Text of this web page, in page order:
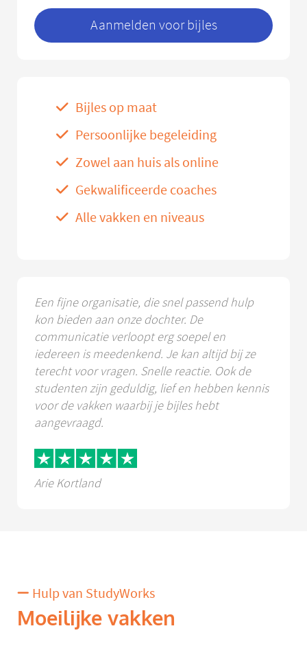
Aanmelden voor bijles
Bijles op maat
Persoonlijke begeleiding
Zowel aan huis als online
Gekwalificeerde coaches
Alle vakken en niveaus
Een fijne organisatie, die snel passend hulp
kon bieden aan onze dochter. De
communicatie verloopt erg soepel en
iedereen is meedenkend. Je kan altijd bij ze
terecht voor vragen. Snelle reactie. Ook de
studenten zijn geduldig, lief en hebben kennis
voor de vakken waarbij je bijles hebt
aangevraagd.
Arie Kortland
Hulp van StudyWorks
Moeilijke vakken